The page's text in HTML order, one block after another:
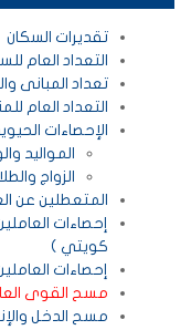
تقديرات السكان
التعداد العام
تعداد المبانى
التعداد العام
الإحصاءات
المواليد
الزواج
المتعطلين عن
إحصاءات
كويتي )
إحصاءات
مسح القوى
مسح الدخل